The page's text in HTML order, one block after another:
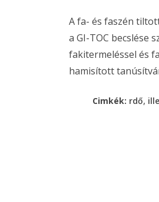
A fa- és faszén
a GI-TOC becslése
fakitermeléssel és
hamisított
Cimkék: rdő,